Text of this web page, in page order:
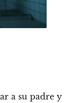
a su padre y